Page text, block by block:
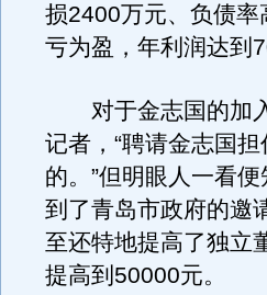
损2400万元、负债
亏为盈，年利润达到
对于金志国的加入
记者，“聘请金志国
的。”但明眼人一看
到了青岛市政府的邀
至还特地提高了独立
提高到50000元。